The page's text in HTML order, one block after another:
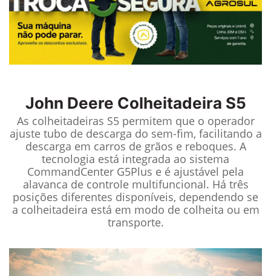
John Deere Colheitadeira S5
As colheitadeiras S5 permitem que o operador
ajuste tubo de descarga do sem-fim, facilitando a
descarga em carros de grãos e reboques. A
tecnologia está integrada ao sistema
CommandCenter G5Plus e é ajustável pela
alavanca de controle multifuncional. Há três
posições diferentes disponíveis, dependendo se
a colheitadeira está em modo de colheita ou em
transporte.